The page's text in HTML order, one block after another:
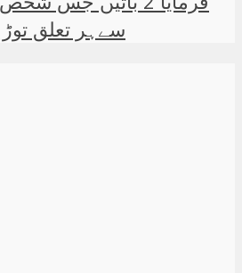
سےہر تعلق